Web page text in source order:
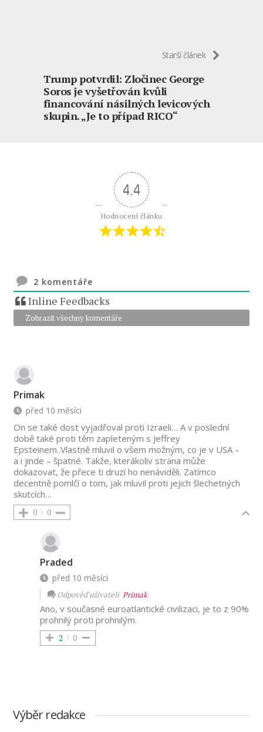
Starší článek
Trump potvrdil: Zločinec George
Soros je vyšetřován kvůli
financování násilných levicových
skupin. „Je to případ RICO“
4.4
Hodnocení článku
2 komentáře
Inline Feedbacks
Zobrazit všechny komentáře
Primak
před 10 měsíci
On se také dost vyjadřoval proti Izraeli… A v poslední
době také proti těm zapleteným s Jeffrey
Epsteinem..Vlastně mluvil o všem možným, co je v USA –
a i jinde – špatné. Takže, kterákoliv strana může
dokazovat, že přece ti druzí ho nenáviděli. Zatímco
decentně pomlčí o tom, jak mluvil proti jejich šlechetných
skutcích…
0 0
Praded
před 10 měsíci
Odpověď uživateli Primak
Ano, v současné euroatlantické civilizaci, je to z 90%
prohnilý proti prohnilým.
2 0
Výběr redakce